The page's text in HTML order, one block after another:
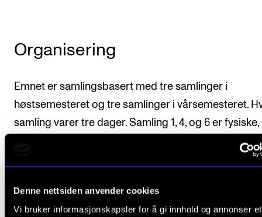
Denne nettsiden anvender cookies
Vi bruker informasjonskapsler for å gi innhold og annonser et
Organisering
Emnet er samlingsbasert med tre samlinger i
høstsemesteret og tre samlinger i vårsemesteret.
samling varer tre dager. Samling 1, 4, og 6 er fysiske,
samling 2, 3 og 5 er hybride, der studenten selv
delta fysisk eller digitalt. Det må påregnes arbeid i
Det legges opp til at studentenes egen erfaring og